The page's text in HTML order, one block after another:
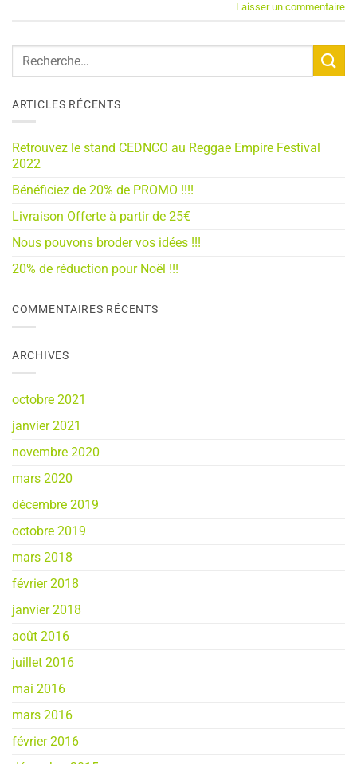
Laisser un commentaire
ARTICLES RÉCENTS
Retrouvez le stand CEDNCO au Reggae Empire Festival
2022
Bénéficiez de 20% de PROMO !!!!
Livraison Offerte à partir de 25€
Nous pouvons broder vos idées !!!
20% de réduction pour Noël !!!
COMMENTAIRES RÉCENTS
ARCHIVES
octobre 2021
janvier 2021
novembre 2020
mars 2020
décembre 2019
octobre 2019
mars 2018
février 2018
janvier 2018
août 2016
juillet 2016
mai 2016
mars 2016
février 2016